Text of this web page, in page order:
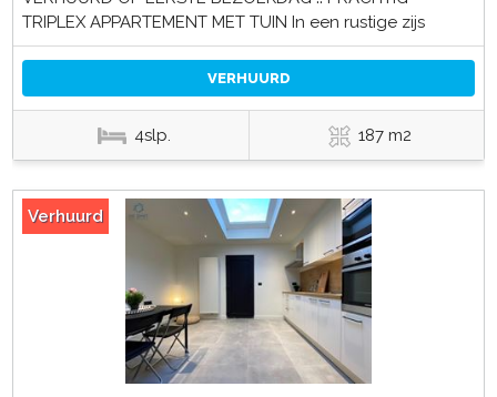
TRIPLEX APPARTEMENT MET TUIN In een rustige zijs
VERHUURD
4slp. 187 m2
Verhuurd